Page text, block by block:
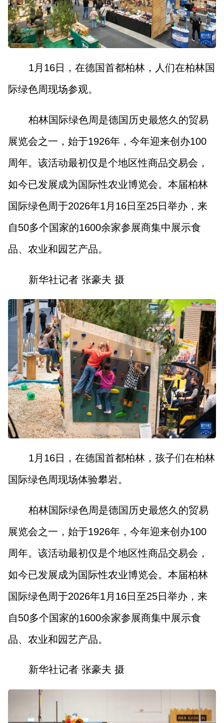
1月16日，在德国首都柏林，人们在柏林国
际绿色周现场参观。
柏林国际绿色周是德国历史最悠久的贸易
展览会之一，始于1926年，今年迎来创办100
周年。该活动最初仅是个地区性商品交易会，
如今已发展成为国际性农业博览会。本届柏林
国际绿色周于2026年1月16日至25日举办，来
自50多个国家的1600余家参展商集中展示食
品、农业和园艺产品。
新华社记者 张豪夫 摄
1月16日，在德国首都柏林，孩子们在柏林
国际绿色周现场体验攀岩。
柏林国际绿色周是德国历史最悠久的贸易
展览会之一，始于1926年，今年迎来创办100
周年。该活动最初仅是个地区性商品交易会，
如今已发展成为国际性农业博览会。本届柏林
国际绿色周于2026年1月16日至25日举办，来
自50多个国家的1600余家参展商集中展示食
品、农业和园艺产品。
新华社记者 张豪夫 摄